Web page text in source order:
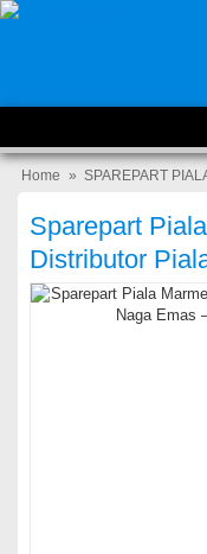
Home » SPAREPART
Sparepart
Distributor